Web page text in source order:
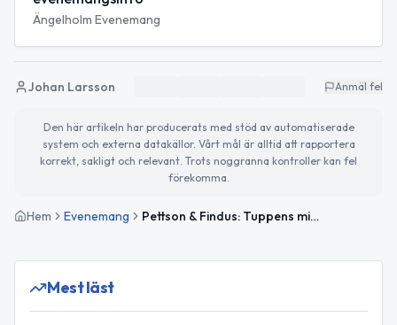
Ängelholm Evenemang
Johan Larsson Anmäl fel
Den här artikeln har producerats med stöd av automatiserade
system och externa datakällor. Vårt mål är alltid att rapportera
korrekt, sakligt och relevant. Trots noggranna kontroller kan fel
förekomma.
Hem Evenemang Pettson & Findus: Tuppens minut
Mest läst